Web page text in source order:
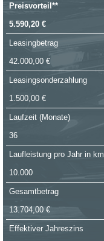
Preisvorteil**
5.590,20 €
Leasingbetrag
42.000,00 €
Leasingsonderzahlung
1.500,00 €
Laufzeit (Monate)
36
Laufleistung pro Jahr in km
10.000
Gesamtbetrag
13.704,00 €
Effektiver Jahreszins